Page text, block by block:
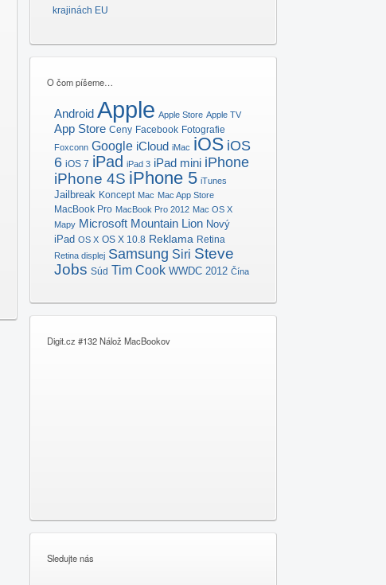
krajinách EU
O čom píšeme…
Android Apple Apple Store Apple TV
App Store Ceny Facebook Fotografie
Foxconn Google iCloud iMac iOS iOS
6 iOS 7 iPad iPad 3 iPad mini iPhone
iPhone 4S iPhone 5 iTunes
Jailbreak Koncept Mac Mac App Store
MacBook Pro MacBook Pro 2012 Mac OS X
Mapy Microsoft Mountain Lion Nový
iPad OS X OS X 10.8 Reklama Retina
Retina displej Samsung Siri Steve
Jobs Súd Tim Cook WWDC 2012 Čína
Digit.cz #132 Nálož MacBookov
Sledujte nás